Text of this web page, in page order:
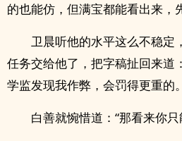
的也能仿，但满宝都能看出来，
卫晨听他的水平这么不稳定
任务交给他了，把字稿扯回来道
学监发现我作弊，会罚得更重的
白善就惋惜道：“那看来你